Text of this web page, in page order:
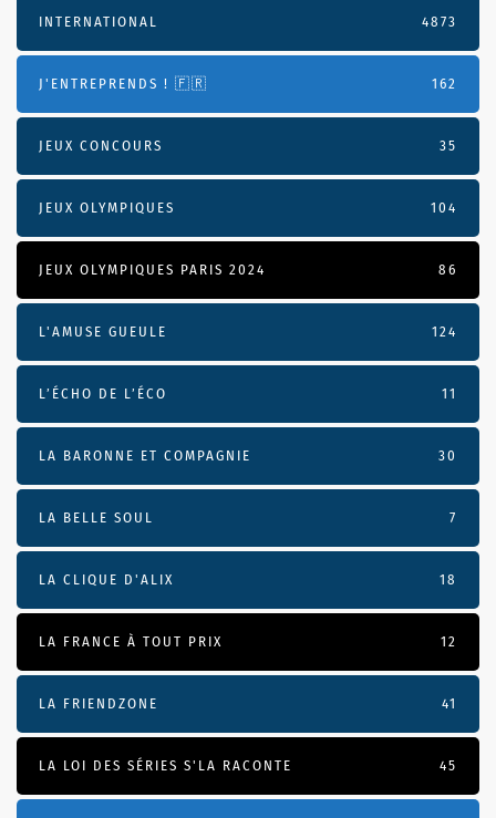
INTERNATIONAL 4873
J'ENTREPRENDS ! 🇫🇷 162
JEUX CONCOURS 35
JEUX OLYMPIQUES 104
JEUX OLYMPIQUES PARIS 2024 86
L'AMUSE GUEULE 124
L’ÉCHO DE L’ÉCO 11
LA BARONNE ET COMPAGNIE 30
LA BELLE SOUL 7
LA CLIQUE D'ALIX 18
LA FRANCE À TOUT PRIX 12
LA FRIENDZONE 41
LA LOI DES SÉRIES S'LA RACONTE 45